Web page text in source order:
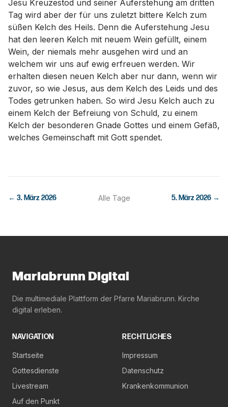
Jesu Kreuzestod und seiner Auferstehung am dritten
Tag wird aber der für uns zuletzt bittere Kelch zum
süßen Kelch des Heils. Denn die Auferstehung Jesu
hat den leeren Kelch mit neuem Wein gefüllt, einem
Wein, der niemals mehr ausgehen wird und an
welchem wir uns auf ewig erfreuen werden. Wir
erhalten diesen neuen Kelch aber nur dann, wenn wir
zuvor, so wie Jesus, aus dem Kelch des Leids und des
Todes getrunken haben. So wird Jesu Kelch auch zu
einem Kelch der Befreiung von Schuld, zu einem
Kelch der besonderen Gnade Gottes und einem Gefäß,
welches Gemeinschaft mit Gott spendet.
← 3. März 2026 Alle Tage 5. März 2026 →
Mariabrunn Digital
Die multimediale Plattform der Pfarre Mariabrunn. Kirche
digital erleben.
NAVIGATION
Startseite
Gottesdienste
Livestream
Auf den Punkt
RECHTLICHES
Impressum
Datenschutz
Krankenkommunion